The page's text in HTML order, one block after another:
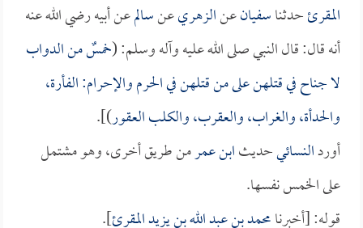
المقرئحدثناسفيانعنالزهريعنسالمعن أبيه رضي الله عنه
أنه قال: قال النبي صلى الله عليه وآله وسلم: (خمسٌ من الدواب
لا جناح في قتلهن على من قتلهن في الحرم والإحرام: الفأرة،
والحدأة، والغراب، والعقرب، والكلب العقور)].
أوردالنسائيحديثابن عمرمن طريق أخرى، وهو مشتمل
على الخمس نفسها.
قوله: [أخبرنامحمد بن عبد الله بن يزيد المقرئ].